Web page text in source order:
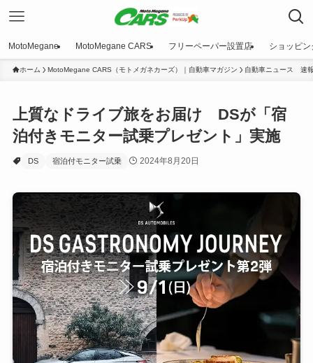
MotoMegane MotoMegane CARS フリーペーパー設置店 ショッピン
ホーム MotoMegane CARS（モトメガネカーズ）｜自動車マガジン 自動車ニュース 速
上質なドライブ旅をお届け DSが「宿
泊付きモニター試乗プレゼント」実施
DS 宿泊付モニター試乗 2024年8月20日